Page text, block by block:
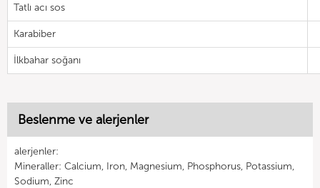
Tatlı acı sos
Karabiber
İlkbahar soğanı
Beslenme ve alerjenler
alerjenler:
Mineraller: Calcium, Iron, Magnesium, Phosphorus, Potassium,
Sodium, Zinc